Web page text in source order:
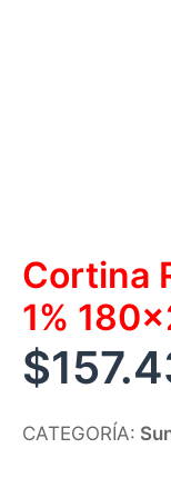
Cortina
1%
$
CATEGORÍA: